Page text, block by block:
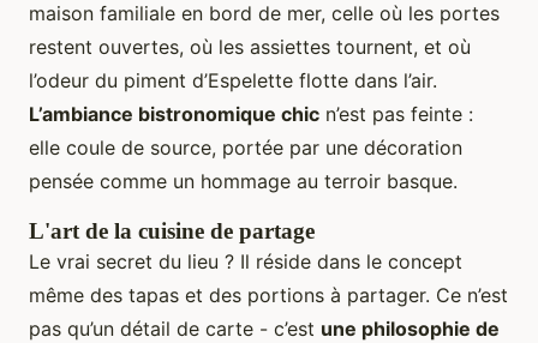
maison familiale en bord de mer, celle où les portes
restent ouvertes, où les assiettes tournent, et où
l’odeur du piment d’Espelette flotte dans l’air.
L’ambiance bistronomique chic n’est pas feinte :
elle coule de source, portée par une décoration
pensée comme un hommage au terroir basque.
L'art de la cuisine de partage
Le vrai secret du lieu ? Il réside dans le concept
même des tapas et des portions à partager. Ce n’est
pas qu’un détail de carte - c’est une philosophie de